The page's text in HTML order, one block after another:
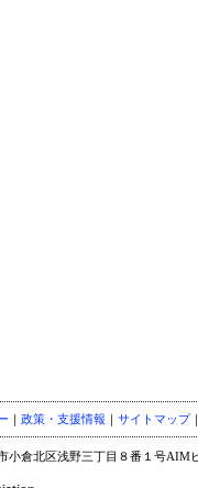
｜ 政策・支援情報 ｜ サイトマップ
小倉北区浅野三丁目８番１号